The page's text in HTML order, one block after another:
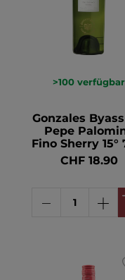
>100 verfügbar
Gonzales
Pepe
Fino Sherry 15°
CHF 18.90